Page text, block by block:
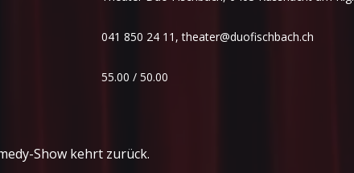
041 850 24 11,theater@duofischbach.ch
55.00 / 50.00
Show kehrt zurück.